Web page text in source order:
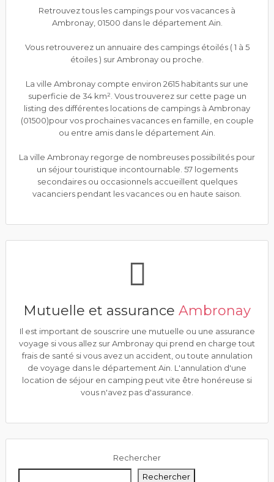
Retrouvez tous les campings pour vos vacances à
Ambronay, 01500 dans le département Ain.
Vous retrouverez un annuaire des campings étoilés ( 1 à 5
étoiles ) sur Ambronay ou proche.
La ville Ambronay compte environ 2615 habitants sur une
superficie de 34 km². Vous trouverez sur cette page un
listing des différentes locations de campings à Ambronay
(01500)pour vos prochaines vacances en famille, en couple
ou entre amis dans le département Ain.
La ville Ambronay regorge de nombreuses possibilités pour
un séjour touristique incontournable. 57 logements
secondaires ou occasionnels accueillent quelques
vacanciers pendant les vacances ou en haute saison.
Mutuelle et assurance Ambronay
Il est important de souscrire une mutuelle ou une assurance
voyage si vous allez sur Ambronay qui prend en charge tout
frais de santé si vous avez un accident, ou toute annulation
de voyage dans le département Ain. L'annulation d'une
location de séjour en camping peut vite être honéreuse si
vous n'avez pas d'assurance.
Rechercher
Rechercher